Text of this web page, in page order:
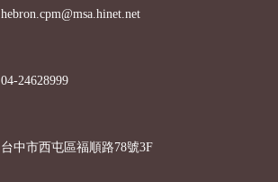
hebron.cpm@msa.hinet.net
04-24628999
台中市西屯區福順路78號3F